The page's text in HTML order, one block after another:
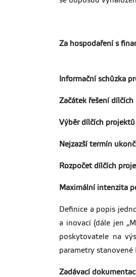
Za hospodaření s
Informační schůzka
Začátek řešení
Výběr dílčích
Nejzazší termín
Rozpočet dílčích
Maximální intenzita
Definice a popis
a inovací (dále jen
poskytovatele na
parametry
Zadávací